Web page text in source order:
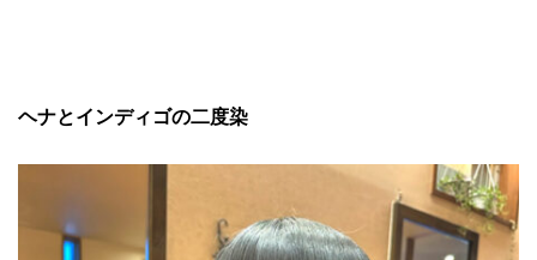
ヘナとインディゴの二度染